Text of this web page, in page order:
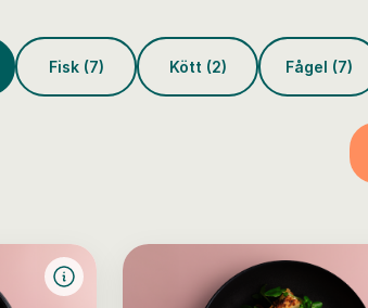
Fisk (7) Kött (2) Fågel (7)